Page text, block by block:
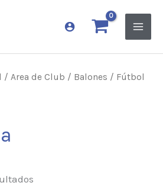
/ Area de Club / Balones / Fútbol